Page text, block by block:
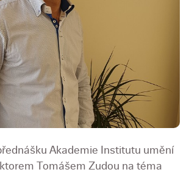
Akademie Institutu umění
Tomášem Zudou na téma